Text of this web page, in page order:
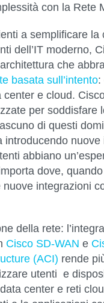
con la Rete
a semplificare la
dell’IT moderno,
che
basata sull’intento:
center e cloud.
per soddisfare
di questi
introducendo nuove
abbiano
dove,
integrazioni
della rete:
Cisco SD-WAN e
(ACI) rende
utenti e
center e reti